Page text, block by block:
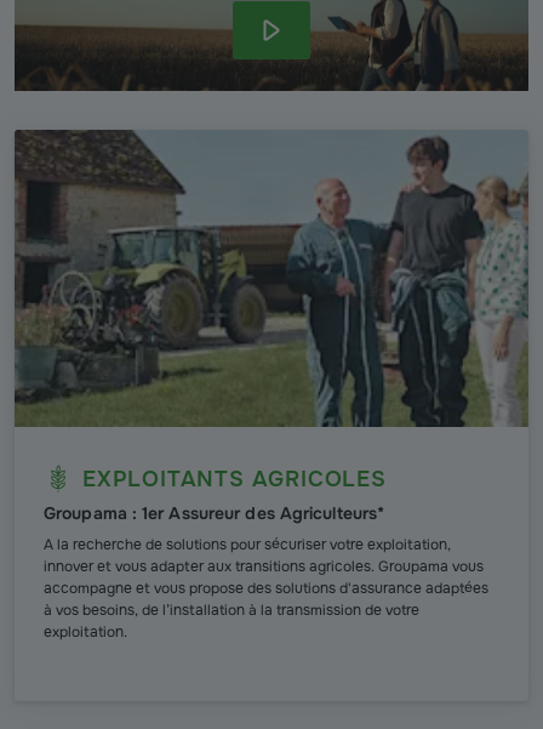
EXPLOITANTS AGRICOLES
Groupama : 1er Assureur des Agriculteurs*
A la recherche de solutions pour sécuriser votre exploitation,
innover et vous adapter aux transitions agricoles. Groupama vous
accompagne et vous propose des solutions d'assurance adaptées
à vos besoins, de l’installation à la transmission de votre
exploitation.